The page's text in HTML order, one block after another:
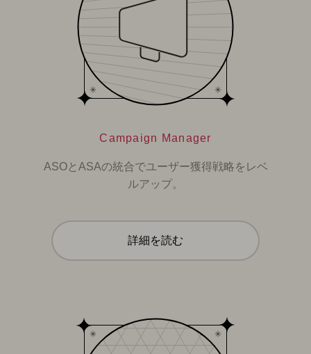
Campaign Manager
ASOとASAの統合でユーザー獲得戦略をレベ
ルアップ。
詳細を読む